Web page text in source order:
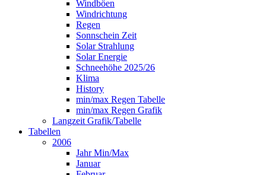
Windböen
Windrichtung
Regen
Sonnschein Zeit
Solar Strahlung
Solar Energie
Schneehöhe 2025/26
Klima
History
min/max Regen Tabelle
min/max Regen Grafik
Langzeit Grafik/Tabelle
Tabellen
2006
Jahr Min/Max
Januar